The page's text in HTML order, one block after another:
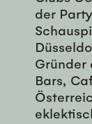
der
Gründer
Bars,